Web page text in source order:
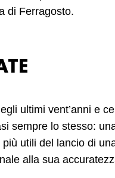
di Ferragosto.
ultimi vent’anni e
sempre lo stesso:
utili del lancio di
alla sua